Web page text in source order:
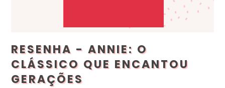
RESENHA - ANNIE: O
CLÁSSICO QUE ENCANTOU
GERAÇÕES